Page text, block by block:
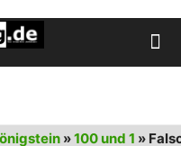
»100 und 1 »